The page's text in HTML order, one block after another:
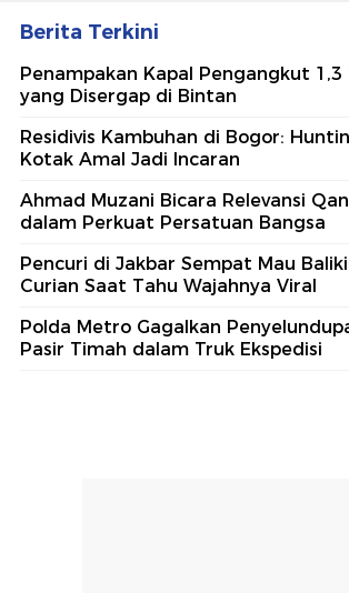
Berita Terkini
Penampakan Kapal Pengangkut 1,3
yang Disergap di Bintan
Residivis Kambuhan di Bogor:
Kotak Amal Jadi Incaran
Ahmad Muzani Bicara Relevansi
dalam Perkuat Persatuan Bangsa
Pencuri di Jakbar Sempat Mau
Curian Saat Tahu Wajahnya Viral
Polda Metro Gagalkan
Pasir Timah dalam Truk Ekspedisi